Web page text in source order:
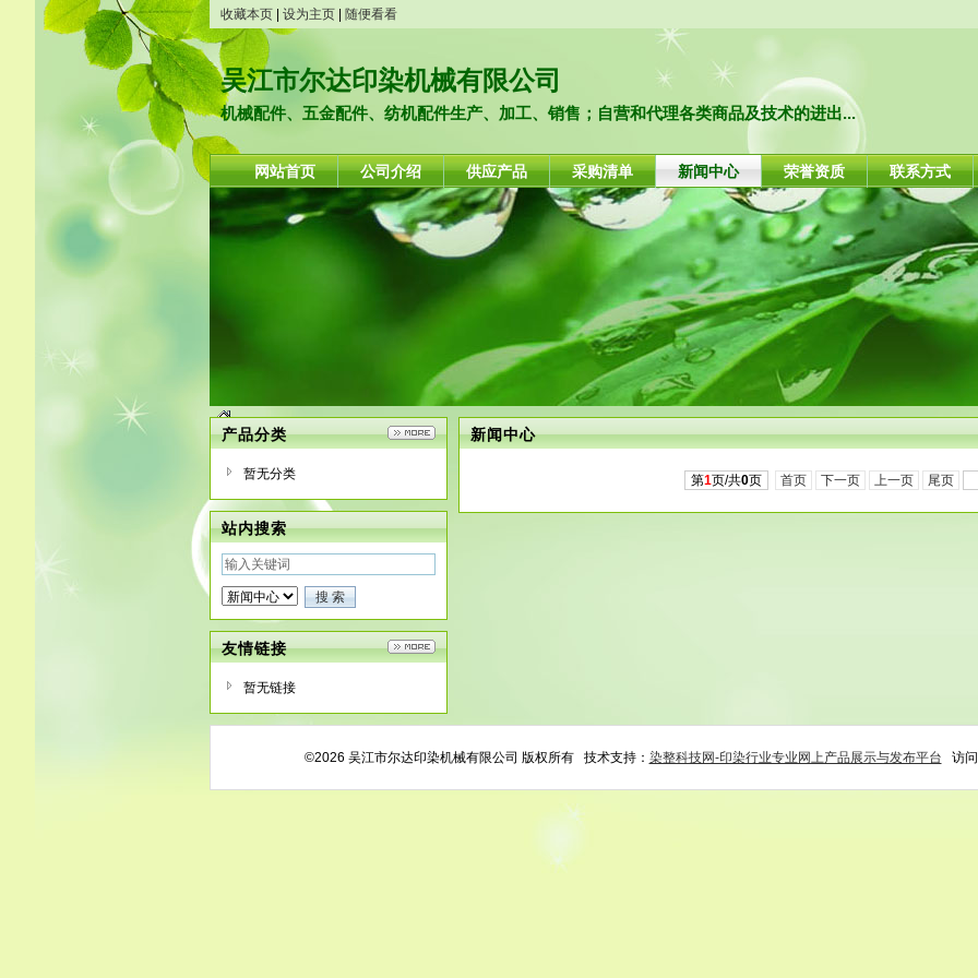
收藏本页 设为主页 随便看看
吴江市尔达印染机械有限公司
机械配件、五金配件、纺机配件生产、加工、销售；自营和代理各类商品及技术的进出...
网站首页 公司介绍 供应产品 采购清单 新闻中心 荣誉资质 联系方式
产品分类
暂无分类
站内搜索
友情链接
暂无链接
新闻中心
第1页/共0页 首页 下一页 上一页 尾页
©2026 吴江市尔达印染机械有限公司 版权所有 技术支持： 染整科技网-印染行业专业网上产品展示与发布平台 访